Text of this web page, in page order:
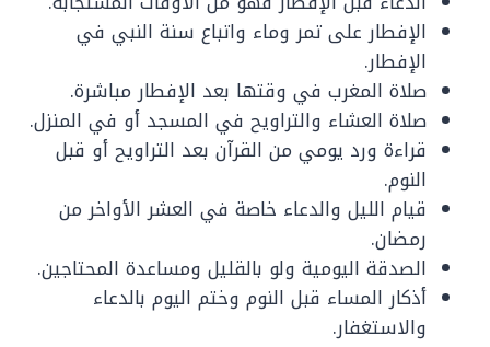
الإفطار على تمر وماء واتباع سنة النبي في
الإفطار.
صلاة المغرب في وقتها بعد الإفطار مباشرة.
صلاة العشاء والتراويح في المسجد أو في المنزل.
قراءة ورد يومي من القرآن بعد التراويح أو قبل
النوم.
قيام الليل والدعاء خاصة في العشر الأواخر من
رمضان.
الصدقة اليومية ولو بالقليل ومساعدة المحتاجين.
أذكار المساء قبل النوم وختم اليوم بالدعاء
والاستغفار.